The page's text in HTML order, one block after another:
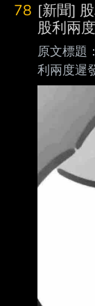
78 [新聞]
股利兩度
原文標題
利兩度遲
https://
17:40 記
容： 【
高達174
股東不滿
股利完畢
不夠即
以新台